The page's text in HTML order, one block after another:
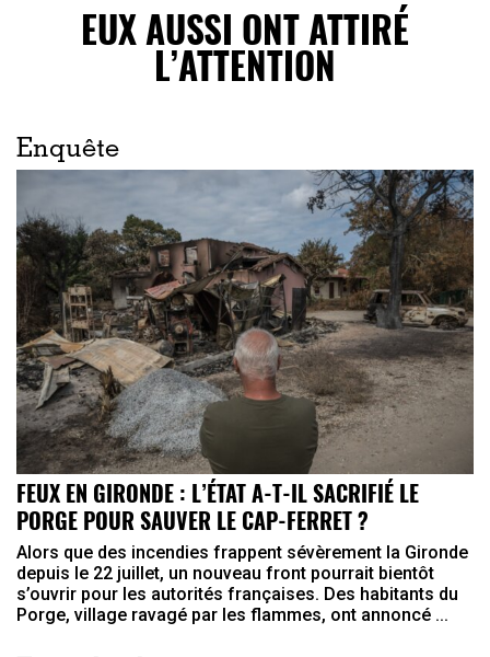
EUX AUSSI ONT ATTIRÉ
L’ATTENTION
Enquête
FEUX EN GIRONDE : L’ÉTAT A-T-IL SACRIFIÉ LE
PORGE POUR SAUVER LE CAP-FERRET ?
Alors que des incendies frappent sévèrement la Gironde
depuis le 22 juillet, un nouveau front pourrait bientôt
s’ouvrir pour les autorités françaises. Des habitants du
Porge, village ravagé par les flammes, ont annoncé ...